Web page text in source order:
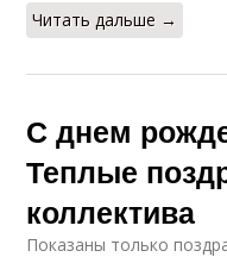
Читать дальше →
С днем
Теплые
коллектива
Показаны только